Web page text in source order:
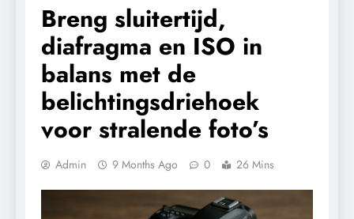
Breng sluitertijd,
diafragma en ISO in
balans met de
belichtingsdriehoek
voor stralende foto’s
Admin 9 Months Ago 0 26 Mins